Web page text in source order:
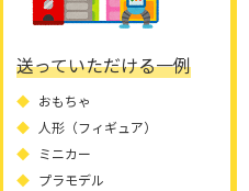
送っていただける一例
おもちゃ
人形（フィギュア）
ミニカー
プラモデル